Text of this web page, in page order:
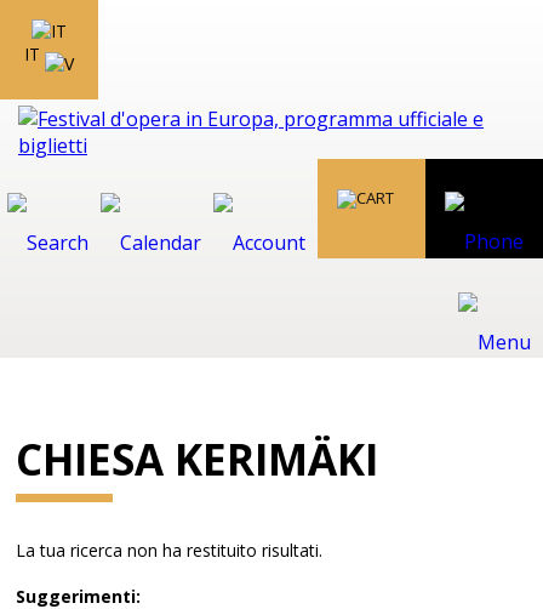
IT
CHIESA KERIMÄKI
La tua ricerca non ha restituito risultati.
Suggerimenti: